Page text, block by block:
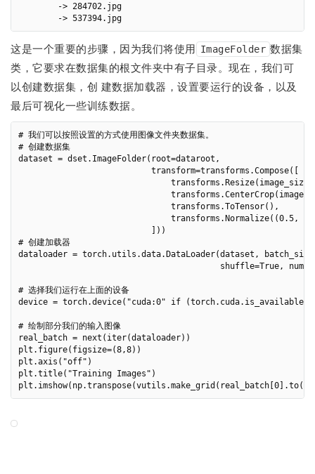
        -> 284702.jpg
        -> 537394.jpg
这是一个重要的步骤，因为我们将使用 ImageFolder 数据集
类，它要求在数据集的根文件夹中有子目录。现在，我们可
以创建数据集，创 建数据加载器，设置要运行的设备，以及
最后可视化一些训练数据。
# 我们可以按照设置的方式使用图像文件夹数据集。
# 创建数据集
dataset = dset.ImageFolder(root=dataroot,
                           transform=transforms.Compose([
                               transforms.ToTensor(),
transforms.Normalize((0.5,
                           ]))
# 创建加载器
dataloader = torch.utils.data.DataLoader(dataset,
shuffle=True,
# 选择我们运行在上面的设备
device = torch.device("cuda:0" if (torch.cuda.is_available()
# 绘制部分我们的输入图像
real_batch = next(iter(dataloader))
plt.figure(figsize=(8,8))
plt.axis("off")
plt.title("Training Images")